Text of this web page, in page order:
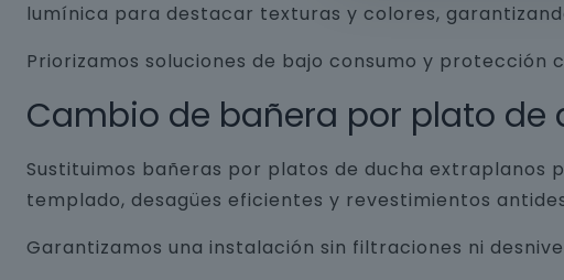
lumínica para destacar texturas y colores,
Priorizamos soluciones de bajo consumo y protección
Cambio de bañera por plato de
Sustituimos bañeras por platos de ducha extraplanos
templado, desagües eficientes y revestimientos
Garantizamos una instalación sin filtraciones ni